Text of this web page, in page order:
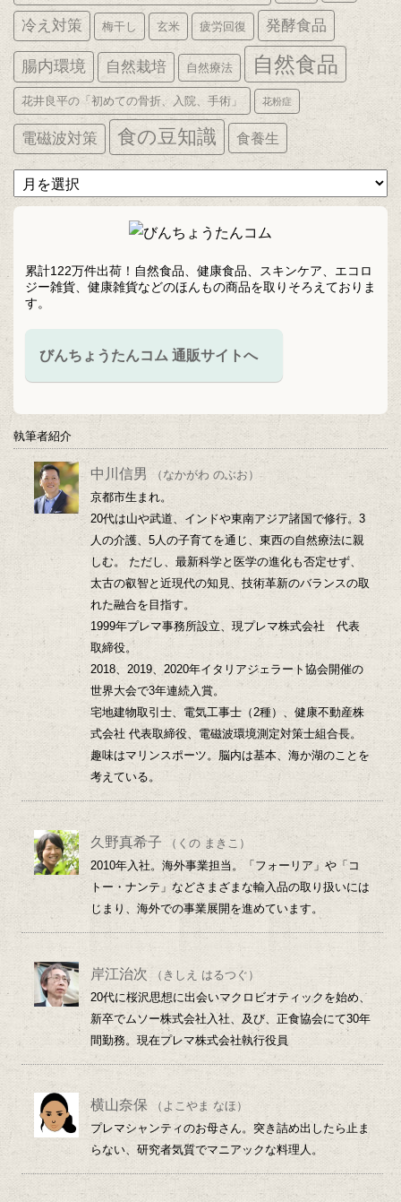
冷え対策 梅干し 玄米 疲労回復 発酵食品
腸内環境 自然栽培 自然療法 自然食品
花井良平の「初めての骨折、入院、手術」 花粉症
電磁波対策 食の豆知識 食養生
ア
ー
カ
累計122万件出荷！自然食品、健康食品、スキンケア、エコロ
ジー雑貨、健康雑貨などのほんもの商品を取りそろえておりま
す。
びんちょうたんコム 通販サイトへ
執筆者紹介
中川信男
（なかがわ のぶお）
京都市生まれ。
20代は山や武道、インドや東南アジア諸国で修行。3
人の介護、5人の子育てを通じ、東西の自然療法に親
しむ。 ただし、最新科学と医学の進化も否定せず、
太古の叡智と近現代の知見、技術革新のバランスの取
れた融合を目指す。
1999年プレマ事務所設立、現プレマ株式会社 代表
取締役。
2018、2019、2020年イタリアジェラート協会開催の
世界大会で3年連続入賞。
宅地建物取引士、電気工事士（2種）、健康不動産株
式会社 代表取締役、電磁波環境測定対策士組合長。
趣味はマリンスポーツ。脳内は基本、海か湖のことを
考えている。
久野真希子
（くの まきこ）
2010年入社。海外事業担当。「フォーリア」や「コ
トー・ナンテ」などさまざまな輸入品の取り扱いには
じまり、海外での事業展開を進めています。
岸江治次
（きしえ はるつぐ）
20代に桜沢思想に出会いマクロビオティックを始め、
新卒でムソー株式会社入社、及び、正食協会にて30年
間勤務。現在プレマ株式会社執行役員
横山奈保
（よこやま なほ）
プレマシャンティのお母さん。突き詰め出したら止ま
らない、研究者気質でマニアックな料理人。